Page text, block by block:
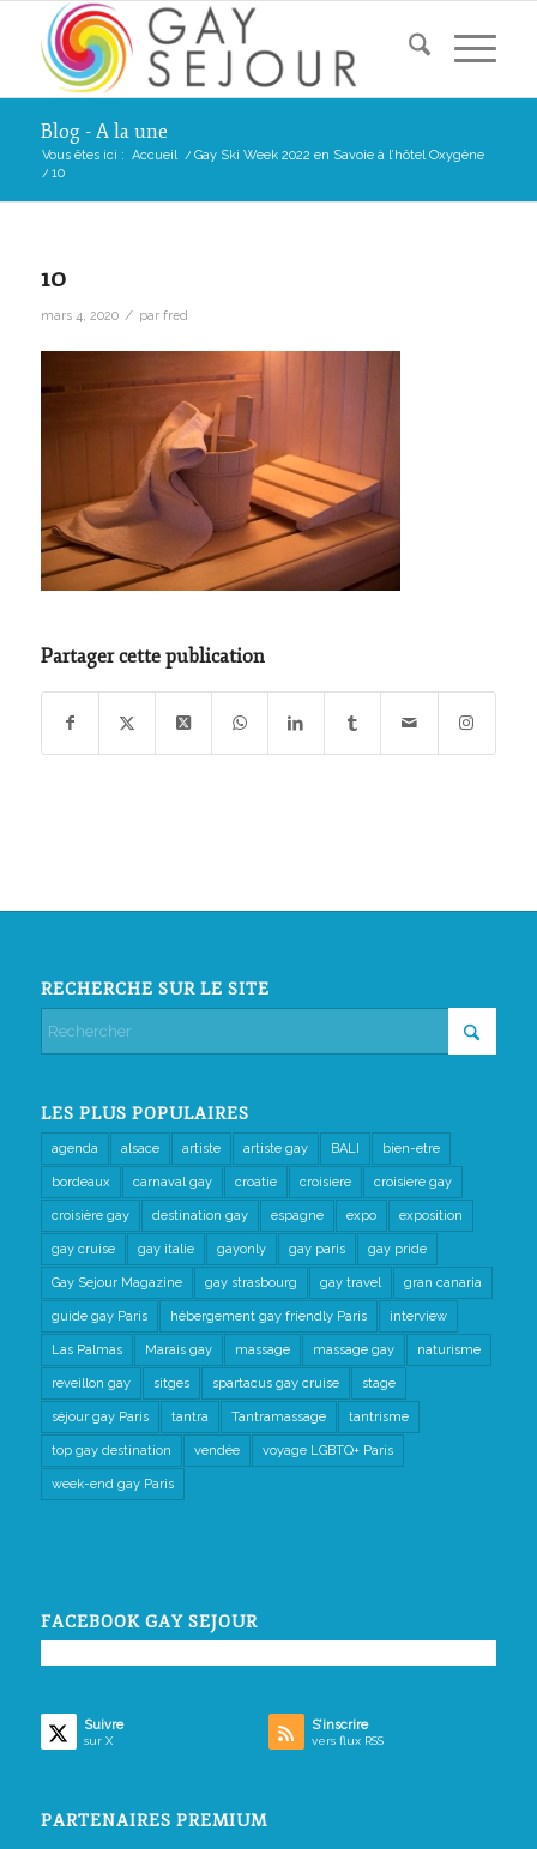
Blog - A la une
Vous êtes ici : Accueil / Gay Ski Week 2022 en Savoie à l’hôtel Oxygène
/ 10
10
mars 4, 2020 / par fred
Partager cette publication
RECHERCHE SUR LE SITE
LES PLUS POPULAIRES
agenda alsace artiste artiste gay BALI bien-etre
bordeaux carnaval gay croatie croisiere croisiere gay
croisière gay destination gay espagne expo exposition
gay cruise gay italie gayonly gay paris gay pride
Gay Sejour Magazine gay strasbourg gay travel gran canaria
guide gay Paris hébergement gay friendly Paris interview
Las Palmas Marais gay massage massage gay naturisme
reveillon gay sitges spartacus gay cruise stage
séjour gay Paris tantra Tantramassage tantrisme
top gay destination vendée voyage LGBTQ+ Paris
week-end gay Paris
FACEBOOK GAY SEJOUR
Suivre
sur X
S’inscrire
vers flux RSS
PARTENAIRES PREMIUM